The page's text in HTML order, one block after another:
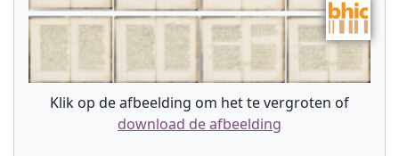
Klik op de afbeelding om het te vergroten of
download de afbeelding